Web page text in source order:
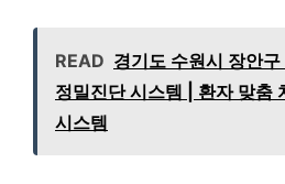
READ 경기도 수원시 장안구
정밀진단 시스템 | 환자 맞춤
시스템